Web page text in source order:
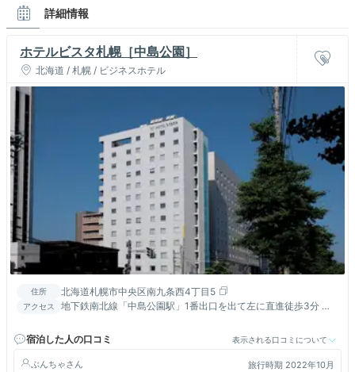
詳細情報
ホテルビスタ札幌［中島公園］
北海道 / 札幌 / ビジネスホテル
住所 北海道札幌市中央区南九条西4丁目5
アクセス
地下鉄南北線「中島公園駅」1番出口を出て左に直進徒歩3分 す
宿泊した人の口コミ
表示される口コミについて
ぶんちゃ 旅行時期 2022年10月